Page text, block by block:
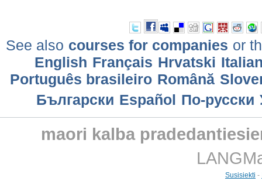
See also courses for companies or
English Français Hrvatski
Português brasileiro Română
Български Еspañol По-русски
maori kalba
Susisiekti -